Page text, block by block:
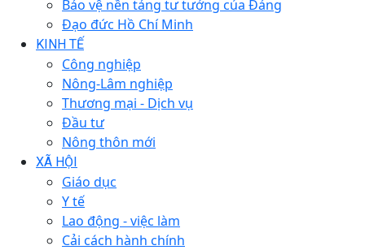
Bảo vệ nền tảng tư tưởng của Đảng
Đạo đức Hồ Chí Minh
KINH TẾ
Công nghiệp
Nông-Lâm nghiệp
Thương mại - Dịch vụ
Đầu tư
Nông thôn mới
XÃ HỘI
Giáo dục
Y tế
Lao động - việc làm
Cải cách hành chính